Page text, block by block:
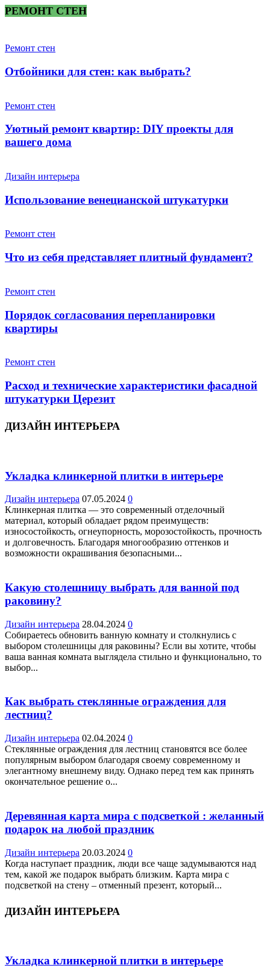
РЕМОНТ СТЕН
Ремонт стен
Отбойники для стен: как выбрать?
Ремонт стен
Уютный ремонт квартир: DIY проекты для
вашего дома
Дизайн интерьера
Использование венецианской штукатурки
Ремонт стен
Что из себя представляет плитный фундамент?
Ремонт стен
Порядок согласования перепланировки
квартиры
Ремонт стен
Расход и технические характеристики фасадной
штукатурки Церезит
ДИЗАЙН ИНТЕРЬЕРА
Укладка клинкерной плитки в интерьере
Дизайн интерьера 07.05.2024 0
Клинкерная плитка — это современный отделочный
материал, который обладает рядом преимуществ:
износостойкость, огнеупорность, морозостойкость, прочность
и долговечность. Благодаря многообразию оттенков и
возможности окрашивания безопасными...
Какую столешницу выбрать для ванной под
раковину?
Дизайн интерьера 28.04.2024 0
Собираетесь обновить ванную комнату и столкнулись с
выбором столешницы для раковины? Если вы хотите, чтобы
ваша ванная комната выглядела стильно и функционально, то
выбор...
Как выбрать стеклянные ограждения для
лестниц?
Дизайн интерьера 02.04.2024 0
Стеклянные ограждения для лестниц становятся все более
популярным выбором благодаря своему современному и
элегантному внешнему виду. Однако перед тем как принять
окончательное решение о...
Деревянная карта мира с подсветкой : желанный
подарок на любой праздник
Дизайн интерьера 20.03.2024 0
Когда наступает праздник, люди все чаще задумываются над
тем, какой же подарок выбрать близким. Карта мира с
подсветкой на стену – отменный презент, который...
ДИЗАЙН ИНТЕРЬЕРА
Укладка клинкерной плитки в интерьере